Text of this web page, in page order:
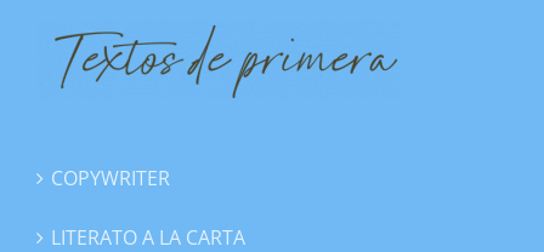
COPYWRITER
LITERATO A LA CARTA